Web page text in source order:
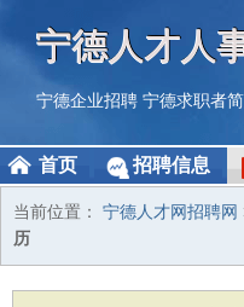
宁德人才人
宁德企业招聘 宁德求职者
首页 招聘信息
当前位置： 宁德人才网招聘网
历